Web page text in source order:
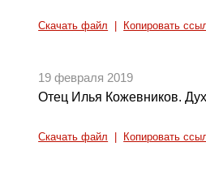
Скачать файл Копировать
19 февраля 2019
Отец Илья Кожевников.
Скачать файл Копировать